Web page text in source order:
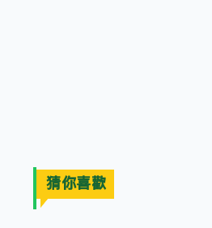
猜你喜歡